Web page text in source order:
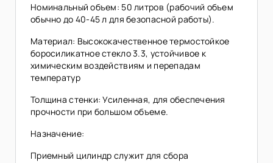
Номинальный объем: 50 литров (рабочий объем
обычно до 40-45 л для безопасной работы).
Материал: Высококачественное термостойкое
боросиликатное стекло 3.3, устойчивое к
химическим воздействиям и перепадам
температур
Толщина стенки: Усиленная, для обеспечения
прочности при большом объеме.
Назначение:
Приемный цилиндр служит для сбора